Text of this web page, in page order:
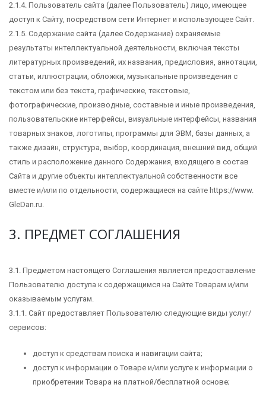
2.1.4. Пользователь сайта (далее Пользователь) лицо, имеющее
доступ к Сайту, посредством сети Интернет и использующее Сайт.
2.1.5. Содержание сайта (далее Содержание) охраняемые
результаты интеллектуальной деятельности, включая тексты
литературных произведений, их названия, предисловия, аннотации,
статьи, иллюстрации, обложки, музыкальные произведения с
текстом или без текста, графические, текстовые,
фотографические, производные, составные и иные произведения,
пользовательские интерфейсы, визуальные интерфейсы, названия
товарных знаков, логотипы, программы для ЭВМ, базы данных, а
также дизайн, структура, выбор, координация, внешний вид, общий
стиль и расположение данного Содержания, входящего в состав
Сайта и другие объекты интеллектуальной собственности все
вместе и/или по отдельности, содержащиеся на сайте https://www.
GleDan.ru.
3. ПРЕДМЕТ СОГЛАШЕНИЯ
3.1. Предметом настоящего Соглашения является предоставление
Пользователю доступа к содержащимся на Сайте Товарам и/или
оказываемым услугам.
3.1.1. Сайт предоставляет Пользователю следующие виды услуг/
сервисов:
доступ к средствам поиска и навигации сайта;
доступ к информации о Товаре и/или услуге к информации о
приобретении Товара на платной/бесплатной основе;